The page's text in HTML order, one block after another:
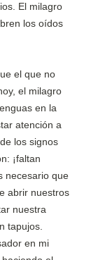
El milagro
los oídos
el que no
el milagro
en la
atención a
los signos
¡faltan
necesario que
abrir nuestros
nuestra
tapujos.
en mi